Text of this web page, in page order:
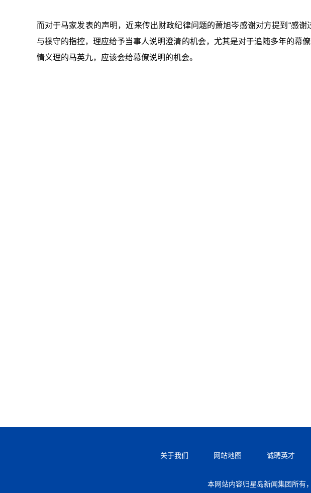
而对于马家发表的声明，近来传出财政纪律问题的萧旭岑感谢对方提到“感
与操守的指控，理应给予当事人说明澄清的机会，尤其是对于追随多年的幕
情义理的马英九，应该会给幕僚说明的机会。
关于我们 网站地图 诚聘英才
本网站内容归星岛新闻集团所有